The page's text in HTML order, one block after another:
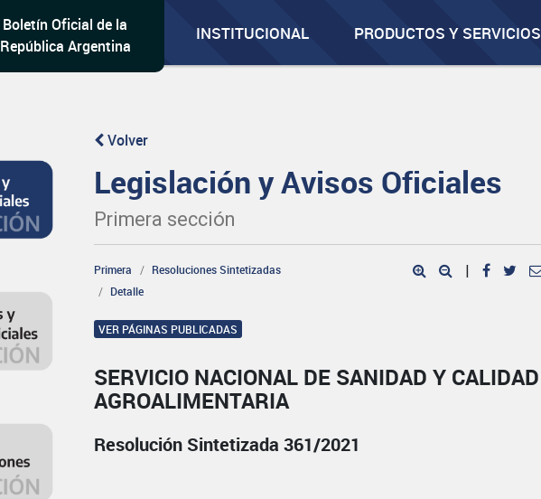
Boletín Oficial de la
República Argentina
INSTITUCIONAL PRODUCTOS Y SERVICIOS
Volver
Legislación y Avisos Oficiales
Primera sección
Primera
Resoluciones Sintetizadas
Detalle
|
VER PÁGINAS PUBLICADAS
SERVICIO NACIONAL DE SANIDAD Y CALIDAD
AGROALIMENTARIA
Resolución Sintetizada 361/2021